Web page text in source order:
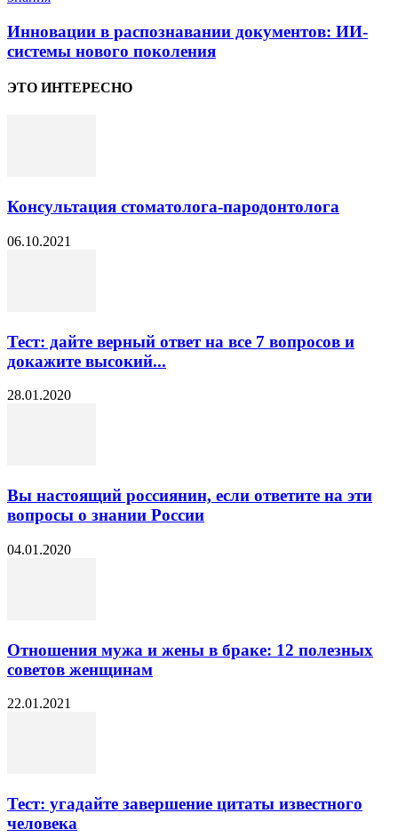
Инновации в распознавании документов: ИИ-
системы нового поколения
ЭТО ИНТЕРЕСНО
Консультация стоматолога-пародонтолога
06.10.2021
Тест: дайте верный ответ на все 7 вопросов и
докажите высокий...
28.01.2020
Вы настоящий россиянин, если ответите на эти
вопросы о знании России
04.01.2020
Отношения мужа и жены в браке: 12 полезных
советов женщинам
22.01.2021
Тест: угадайте завершение цитаты известного
человека